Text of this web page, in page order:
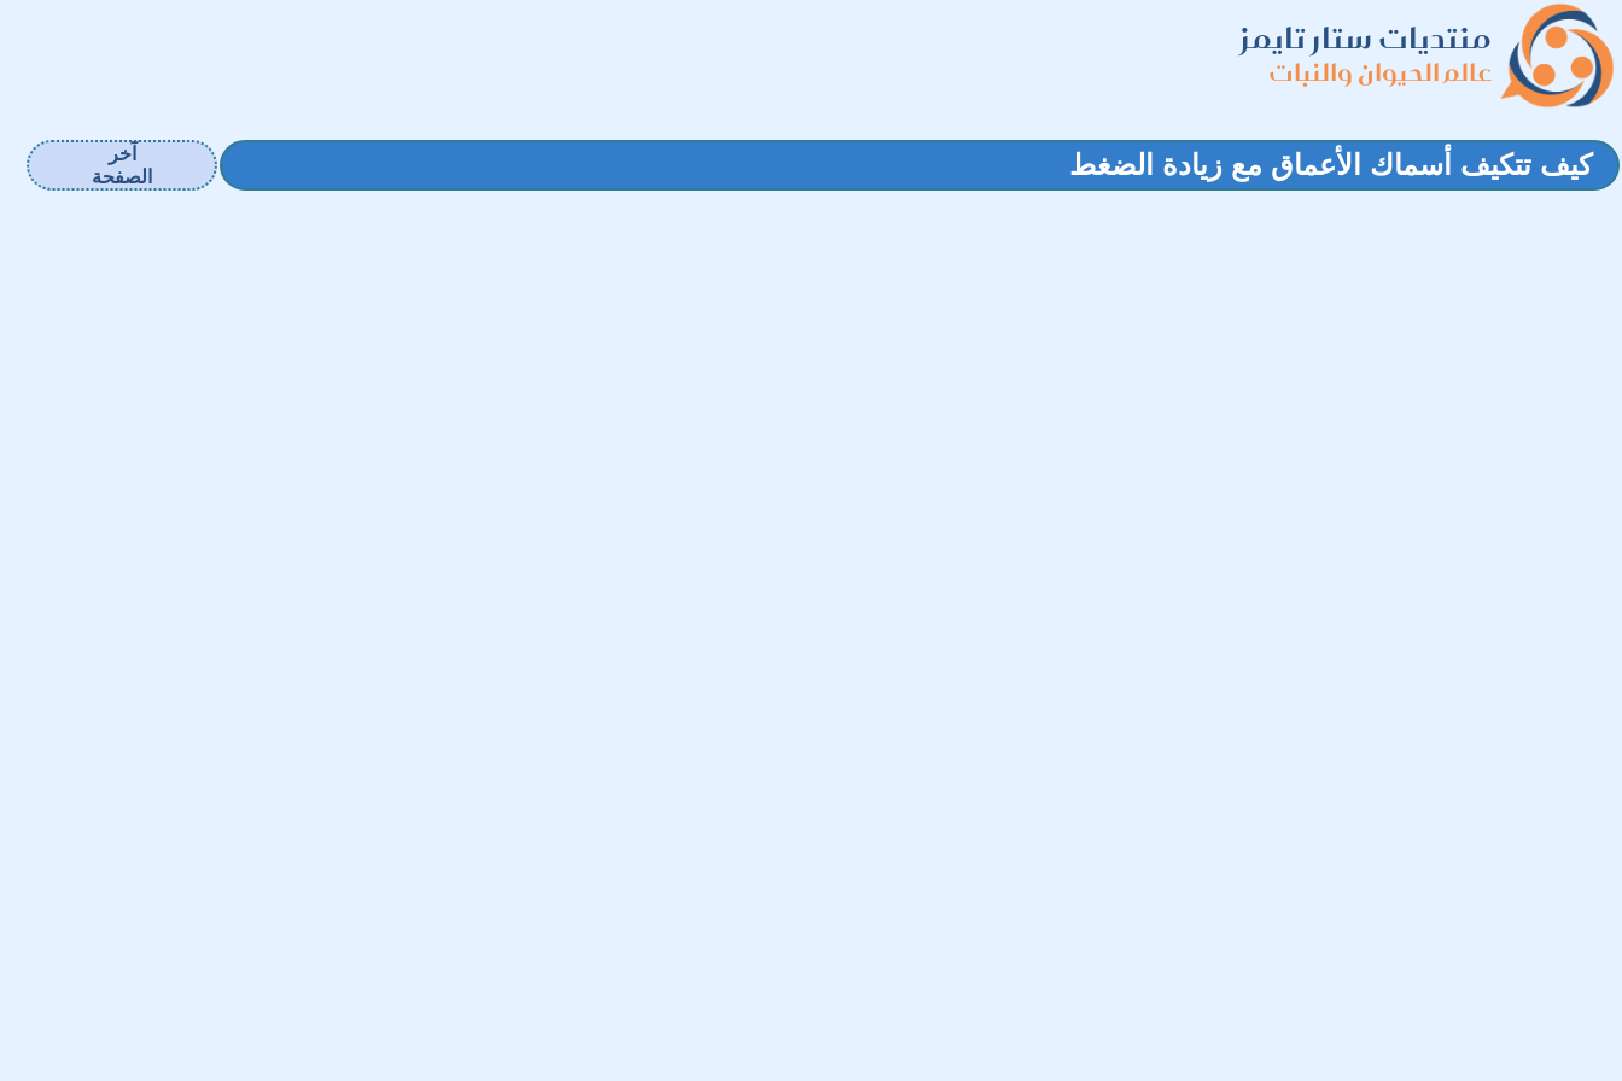
منتديات ستار تايمز
عالم الحيوان والنبات
كيف تتكيف أسماك الأعماق مع زيادة الضغط
آخر
الصفحة